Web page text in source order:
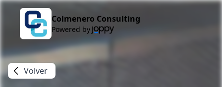
Colmenero Consulting
Powered by
Volver